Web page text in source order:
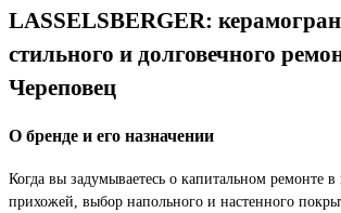
LASSELSBERGER:
стильного и долговечного
Череповец
О бренде и его назначении
Когда вы задумываетесь о капитальном ремонте
прихожей, выбор напольного и настенного